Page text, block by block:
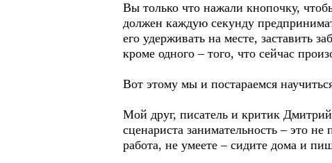
Вы только что нажали кнопочку,
должен каждую секунду
его удерживать на месте, заставить
кроме одного – того, что сейчас
Вот этому мы и постараемся
Мой друг, писатель и критик
сценариста занимательность – это
работа, не умеете – сидите дома и